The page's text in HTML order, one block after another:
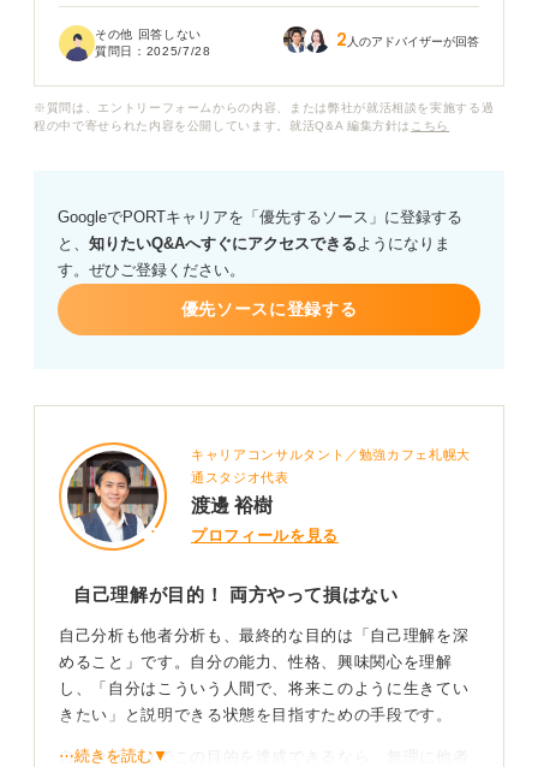
かりません。なぜ他者分析が重要なのか、そしてどのよ
自己分析と他者分析を効果的に行うことで、就職活動に
その他 回答しない
質問日： 2025/7/28 2 人のアドバイザーが回答
※質問は、エントリーフォームからの内容、または弊社が就活相談を実施する過
程の中で寄せられた内容を公開しています。就活Q&A 編集方針は こちら
GoogleでPORTキャリアを「優先するソース」に登録する
と、 知りたいQ&Aへすぐにアクセスできるようになりま
す。ぜひご登録ください。
優先ソースに登録する
キャリアコンサルタント／勉強カフェ札幌大
通スタジオ代表
渡邊 裕樹
プロフィールを見る
自己理解が目的！ 両方やって損はない
自己分析も他者分析も、最終的な目的は「自己理解を深
めること」です。自分の能力、性格、興味関心を理解
し、「自分はこういう人間で、将来このように生きてい
きたい」と説明できる状態を目指すための手段です。
自己分析だけでこの目的を達成できるなら、無理に他者
⋯続きを読む▼